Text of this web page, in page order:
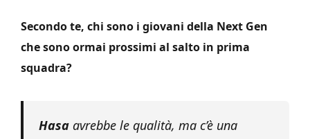
Secondo te, chi sono i giovani della Next Gen
che sono ormai prossimi al salto in prima
squadra?
Hasa avrebbe le qualità, ma c’è una